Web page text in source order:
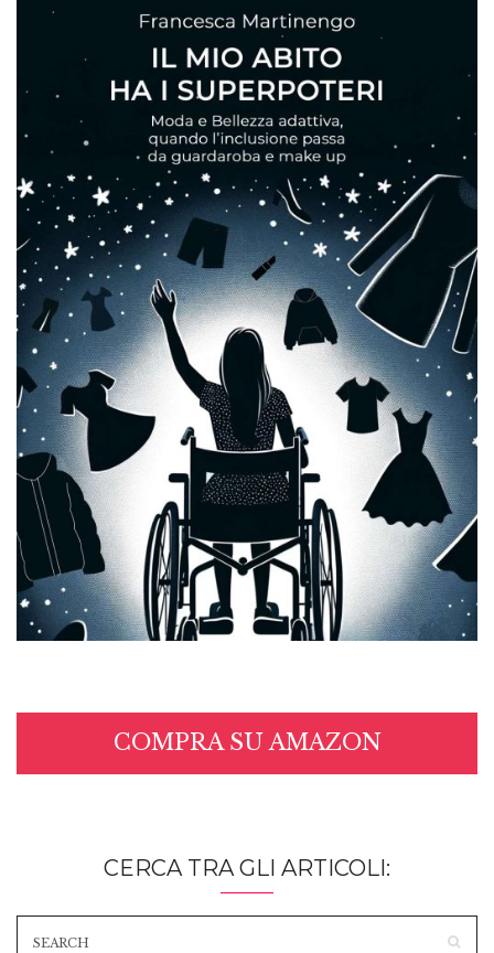
COMPRA SU AMAZON
CERCA TRA GLI ARTICOLI: